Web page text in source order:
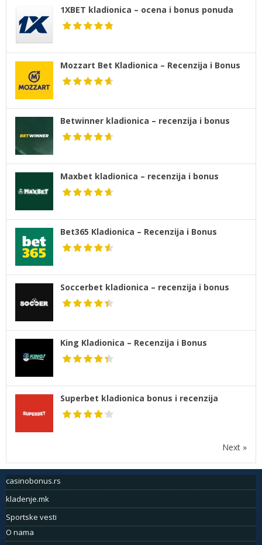
1XBET kladionica – ocena i bonus ponuda
Mozzart Bet Kladionica – Recenzija i Bonus
Betwinner kladionica – recenzija i bonus
Maxbet kladionica – recenzija i bonus
Bet365 Kladionica – Recenzija i Bonus
Soccerbet kladionica – recenzija i bonus
King Kladionica – Recenzija i Bonus
Superbet kladionica bonus i recenzija
Next »
casinobonus.rs
kladenje.mk
Sportske vesti
O nama